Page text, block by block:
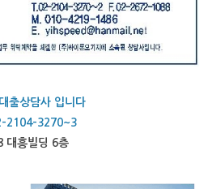
출상담사 입니다
2104-3270~3
대흥빌딩 6층